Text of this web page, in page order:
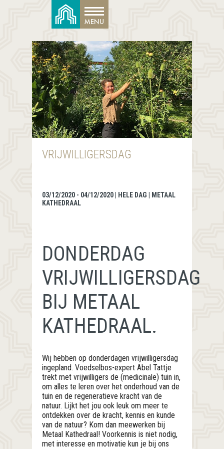
VRIJWILLIGERSDAG
03/12/2020 - 04/12/2020 | HELE DAG | METAAL
KATHEDRAAL
DONDERDAG
VRIJWILLIGERSDAG
BIJ METAAL
KATHEDRAAL.
Wij hebben op donderdagen vrijwilligersdag
ingepland. Voedselbos-expert Abel Tattje
trekt met vrijwilligers de (medicinale) tuin in,
om alles te leren over het onderhoud van de
tuin en de regeneratieve kracht van de
natuur. Lijkt het jou ook leuk om meer te
ontdekken over de kracht, kennis en kunde
van de natuur? Kom dan meewerken bij
Metaal Kathedraal! Voorkennis is niet nodig,
met interesse en motivatie kun je bij ons